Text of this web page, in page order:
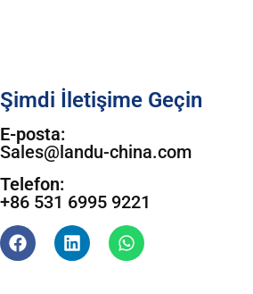
Şimdi İletişime Geçin
E-posta:
Sales@landu-china.com
Telefon:
+86 531 6995 9221